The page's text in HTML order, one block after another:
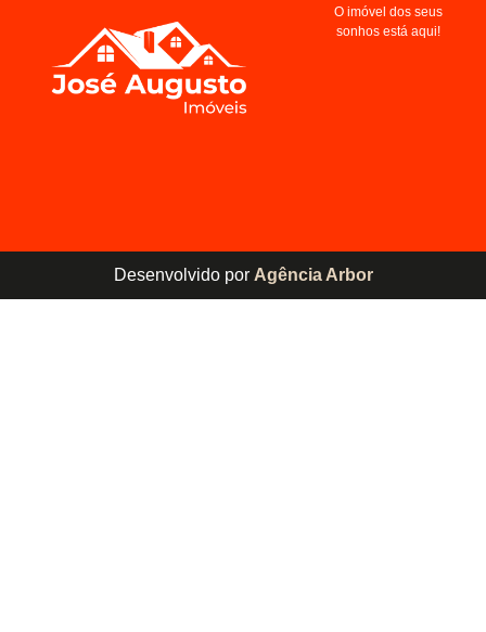
O imóvel dos seus
sonhos está aqui!
Desenvolvido por Agência Arbor